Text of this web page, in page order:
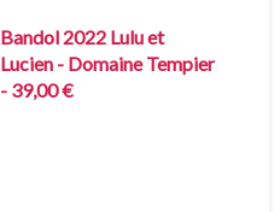
Bandol 2022 Lulu et
Lucien - Domaine Tempier
- 39,00 €